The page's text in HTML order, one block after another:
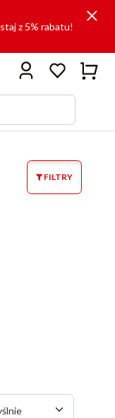
z 5% rabatu!
FILTRY